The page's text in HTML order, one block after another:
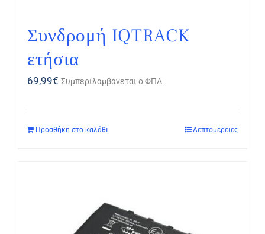
Συνδρομή IQTRACK
ετήσια
69,99€ Συμπεριλαμβάνεται ο ΦΠΑ
Προσθήκη στο καλάθι Λεπτομέρειες